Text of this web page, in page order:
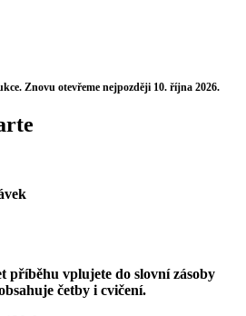
Znovu otevřeme nejpozději 10. října 2026.
příběhu vplujete do slovní zásoby
četby i cvičení.